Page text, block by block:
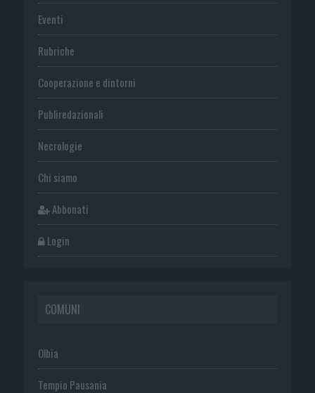
Eventi
Rubriche
Cooperazione e dintorni
Publiredazionali
Necrologie
Chi siamo
Abbonati
Login
COMUNI
Olbia
Tempio Pausania